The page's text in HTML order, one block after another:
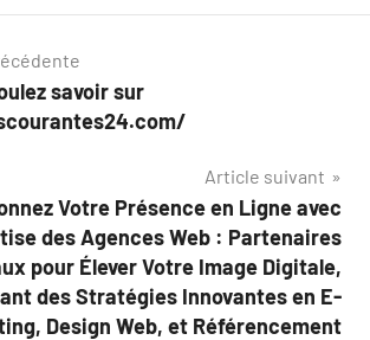
savoir sur
Article suivant
Votre Présence en Ligne avec
des Agences Web : Partenaires
pour Élever Votre Image Digitale,
des Stratégies Innovantes en E-
Design Web, et Référencement